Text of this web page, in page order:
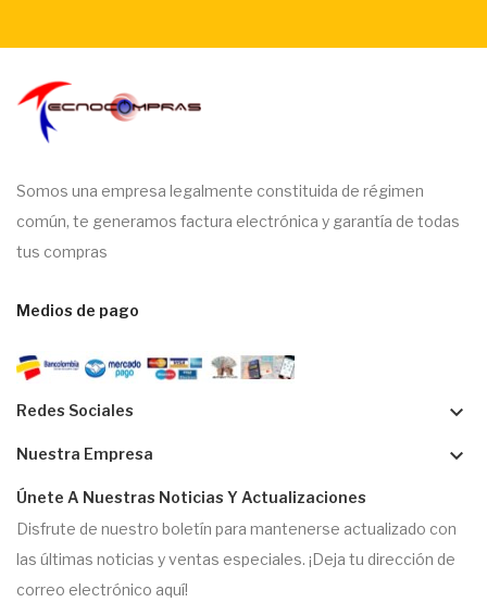
Somos una empresa legalmente constituida de régimen
común, te generamos factura electrónica y garantía de todas
tus compras
Medios de pago
Redes Sociales keyboard_arrow_down
Nuestra Empresa keyboard_arrow_down
Únete A Nuestras Noticias Y Actualizaciones
Disfrute de nuestro boletín para mantenerse actualizado con
las últimas noticias y ventas especiales. ¡Deja tu dirección de
correo electrónico aquí!